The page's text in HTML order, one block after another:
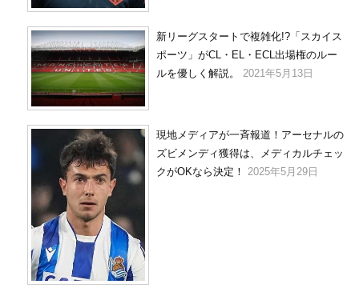
新リーグスタートで複雑化!?「スカイス
ポーツ」がCL・EL・ECL出場権のルー
ルを優しく解説。
2021年5月13日
現地メディアが一斉報道！アーセナルの
ズビメンディ獲得は、メディカルチェッ
クがOKなら決定！ 2025年5月29日